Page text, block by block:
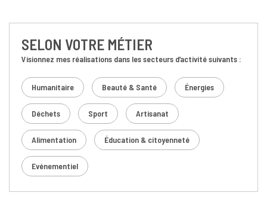
SELON VOTRE MÉTIER
Visionnez mes réalisations dans les secteurs d’activité suivants :
Humanitaire Beauté & Santé Énergies
Déchets Sport Artisanat
Alimentation Éducation & citoyenneté
Evénementiel